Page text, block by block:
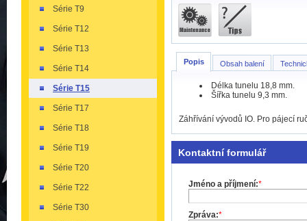
Popis Obsah balení
Délka tunelu 18,8 mm.
Šířka tunelu 9,3 mm.
Záhřívání vývodů IO. Pro pájecí
Kontaktní formulář
Jméno a příjmení:*
Zpráva:*
Série T9
Série T12
Série T13
Série T14
Série T15
Série T17
Série T18
Série T19
Série T20
Série T22
Série T30